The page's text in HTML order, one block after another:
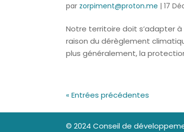
par zorpiment@proton.me |17
Notre territoire doit s’adapter
raison du dérèglement
plus généralement, la
« Entrées précédentes
© 2024 Conseil de